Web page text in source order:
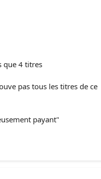
que 4 titres
pas tous les titres de ce
payant"